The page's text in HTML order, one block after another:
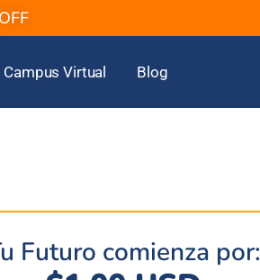
Campus Virtual Blog
Futuro comienza por: